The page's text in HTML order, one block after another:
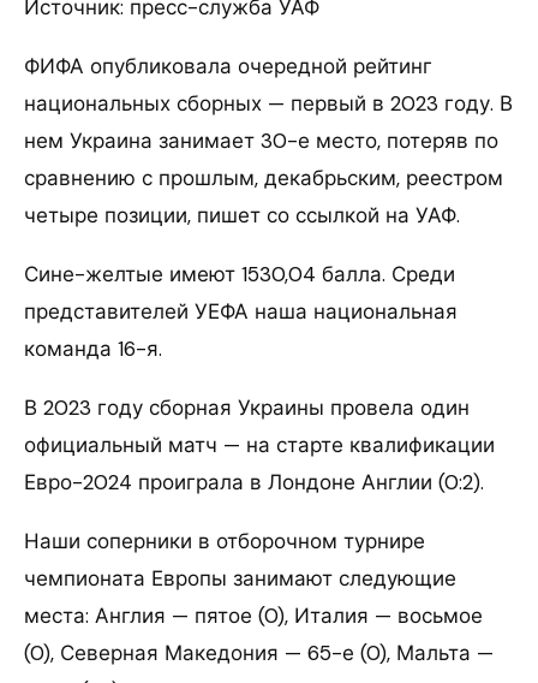
Источник: пресс-служба УАФ
ФИФА опубликовала очередной рейтинг
национальных сборных — первый в 2023 году. В
нем Украина занимает 30-е место, потеряв по
сравнению с прошлым, декабрьским, реестром
четыре позиции, пишет со ссылкой на УАФ.
Сине-желтые имеют 1530,04 балла. Среди
представителей УЕФА наша национальная
команда 16-я.
В 2023 году сборная Украины провела один
официальный матч — на старте квалификации
Евро-2024 проиграла в Лондоне Англии (0:2).
Наши соперники в отборочном турнире
чемпионата Европы занимают следующие
места: Англия — пятое (0), Италия — восьмое
(0), Северная Македония — 65-е (0), Мальта —